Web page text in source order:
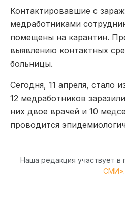
Контактировавшие с
медработниками
помещены на карантин.
выявлению контактных
больницы.
Сегодня, 11 апреля, стало
12 медработников
них двое врачей и 10
проводится
Наша редакция участвует в
СМИ».